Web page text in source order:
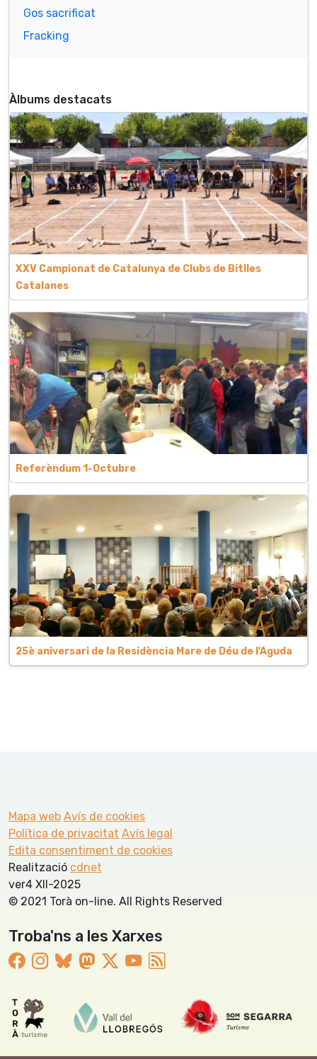
Gos sacrificat
Fracking
Àlbums destacats
XXV Campionat de Catalunya de Clubs de Bitlles
Catalanes
Referèndum 1-Octubre
25è aniversari de la Residència Mare de Déu de l'Aguda
Mapa web Avís de cookies
Política de privacitat Avís legal
Edita consentiment de cookies
Realització cdnet
ver4 XII-2025
© 2021 Torà on-line. All Rights Reserved
Troba'ns a les Xarxes